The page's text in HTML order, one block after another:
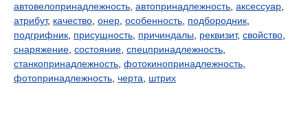
автовелопринадлежность автопринадлежность аксессуар
атрибут, качество онер особенность подбородник
подгрифник присущность причиндалы реквизит, свойство
снаряжение состояние спецпринадлежность
станкопринадлежность фотокинопринадлежность
фотопринадлежность черта штрих